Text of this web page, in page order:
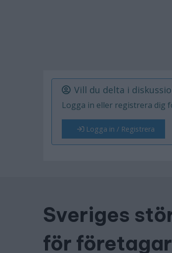
Vill du delta i
Logga in eller registrera dig
Logga in / Registrera
Sveriges
för